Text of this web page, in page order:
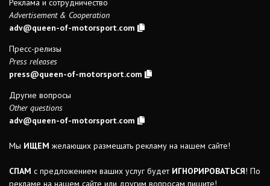
Реклама и сотрудничество
Advertisement & Cooperation
adv@queen-of-motorsport.com
Пресс-релизы
Press releases
press@queen-of-motorsport.com
Другие вопросы
Other questions
adv@queen-of-motorsport.com
Мы ИЩЕМ желающих размещать рекламу на нашем сайте!
СПАМ с предложением ваших услуг будет ИГНОРИРОВАТЬСЯ! По
рекламе на нашем сайте или другим вопросам пишите!